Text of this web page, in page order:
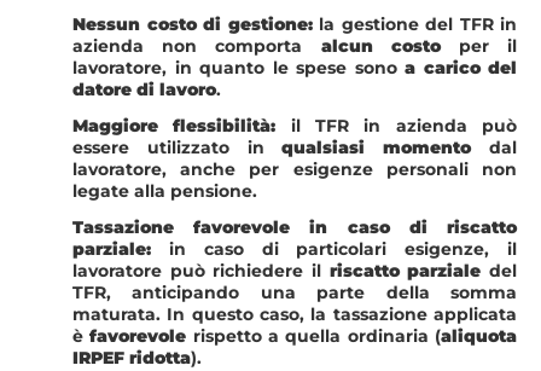
Nessun costo di gestione:la gestione del TFR in
azienda non comporta alcun costoper il
lavoratore, in quanto le spese sono a carico del
datore di lavoro.
Maggiore flessibilità: il TFR in azienda può
essere utilizzato inqualsiasi momentodal
lavoratore, anche per esigenze personali non
legate alla pensione.
Tassazione favorevole in caso di riscatto
parziale: in caso di particolari esigenze, il
lavoratore può richiedere il riscatto parziale del
TFR, anticipando una parte della somma
maturata. In questo caso, la tassazione applicata
èfavorevole rispetto a quella ordinaria (aliquota
IRPEF ridotta).